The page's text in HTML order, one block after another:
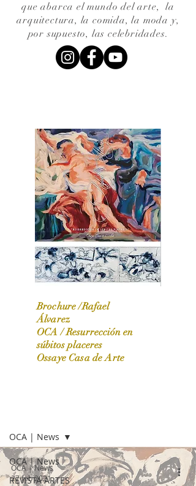
que abarca el mundo del arte,la
arquitectura, la comida, la moda y,
por supuesto, las celebridades.
OCA|News 31 / Marzo-Abril / 2024
Brochure /Rafael
Álvarez
OCA /Resurrección en
súbitos placeres
Ossaye Casa de Arte
OCA | News
REVISTA ARTES
OCA | News
OCA | News
27 feb 2021